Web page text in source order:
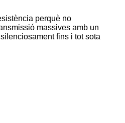
perquè no
massives amb un
fins i tot sota